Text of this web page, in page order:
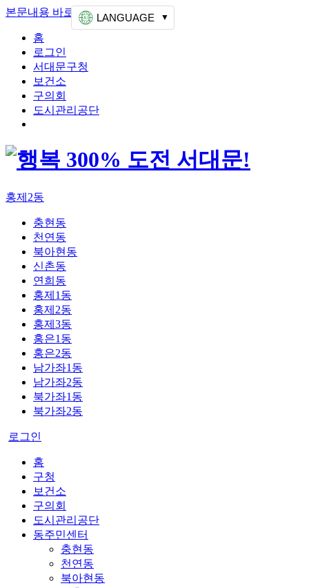
본문내용 바로가기 상단메뉴 가기
홈
로그인
서대문구청
보건소
구의회
도시관리공단
홍제2동
충현동
천연동
북아현동
신촌동
연희동
홍제1동
홍제2동
홍제3동
홍은1동
홍은2동
남가좌1동
남가좌2동
북가좌1동
북가좌2동
로그인
LANGUAGE
홈
구청
보건소
구의회
도시관리공단
동주민센터
충현동
천연동
북아현동